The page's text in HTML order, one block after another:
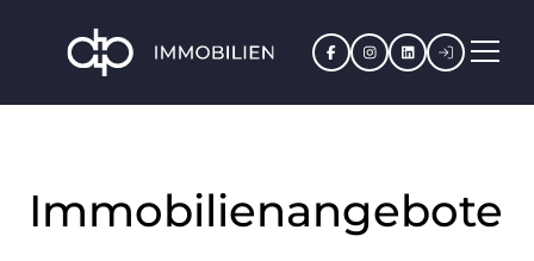
Facebook
Instagram
LinkedIn
Immobilienangebote